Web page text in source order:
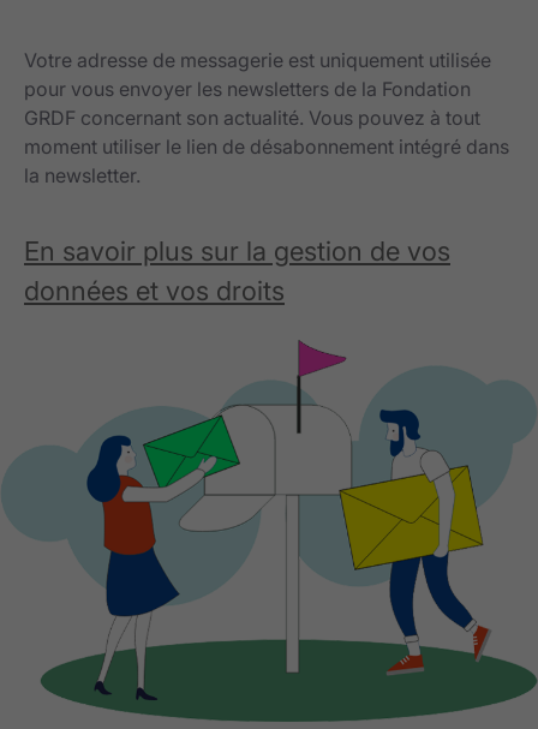
Votre adresse de messagerie est uniquement utilisée
pour vous envoyer les newsletters de la Fondation
GRDF concernant son actualité. Vous pouvez à tout
moment utiliser le lien de désabonnement intégré dans
la newsletter.
En savoir plus sur la gestion de vos
données et vos droits